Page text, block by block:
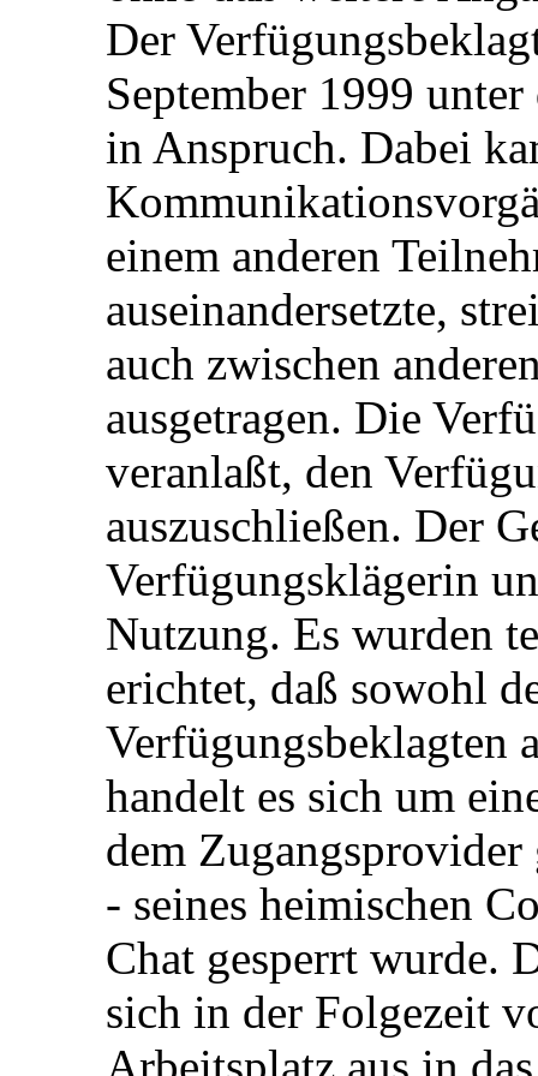
Der
September 1999
in Anspruch. Dabei
einem anderen
auseinandersetzte,
auch zwischen
ausgetragen. Die
veranlaßt, den
auszuschließen. Der
Verfügungsklägerin
Nutzung. Es wurden
erichtet, daß sowohl
Verfügungsbeklagten
handelt es sich um
dem
- seines heimischen
Chat gesperrt wurde.
sich in der Folgezeit
Arbeitsplatz aus in